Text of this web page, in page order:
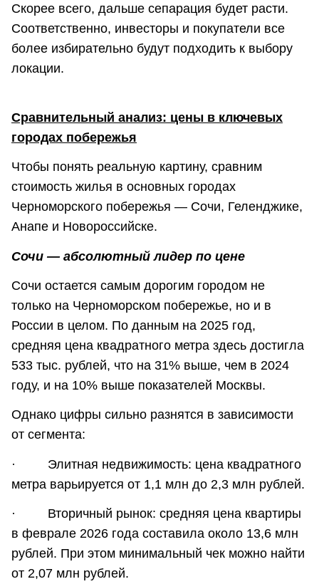
Скорее всего, дальше сепарация будет расти.
Соответственно, инвесторы и покупатели все
более избирательно будут подходить к выбору
локации.
Сравнительный анализ: цены в ключевых
городах побережья
Чтобы понять реальную картину, сравним
стоимость жилья в основных городах
Черноморского побережья — Сочи, Геленджике,
Анапе и Новороссийске.
Сочи — абсолютный лидер по цене
Сочи остается самым дорогим городом не
только на Черноморском побережье, но и в
России в целом. По данным на 2025 год,
средняя цена квадратного метра здесь достигла
533 тыс. рублей, что на 31% выше, чем в 2024
году, и на 10% выше показателей Москвы.
Однако цифры сильно разнятся в зависимости
от сегмента:
· Элитная недвижимость: цена квадратного
метра варьируется от 1,1 млн до 2,3 млн рублей.
· Вторичный рынок: средняя цена квартиры
в феврале 2026 года составила около 13,6 млн
рублей. При этом минимальный чек можно найти
от 2,07 млн рублей.